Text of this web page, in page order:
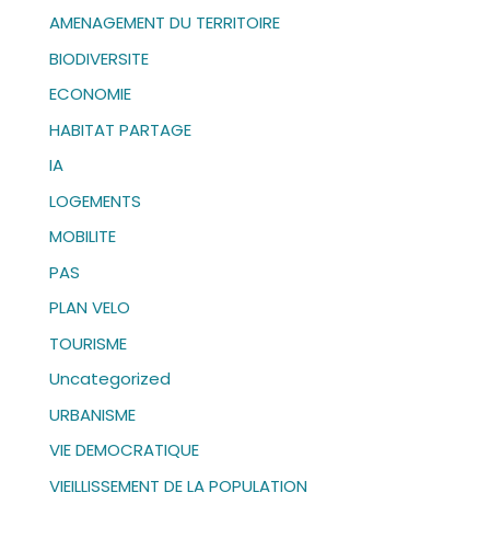
AMENAGEMENT DU TERRITOIRE
BIODIVERSITE
ECONOMIE
HABITAT PARTAGE
IA
LOGEMENTS
MOBILITE
PAS
PLAN VELO
TOURISME
Uncategorized
URBANISME
VIE DEMOCRATIQUE
VIEILLISSEMENT DE LA POPULATION